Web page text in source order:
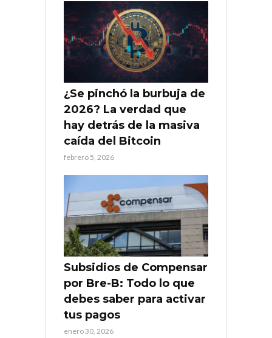
¿Se pinchó la burbuja de
2026? La verdad que
hay detrás de la masiva
caída del Bitcoin
febrero 5, 2026
Subsidios de Compensar
por Bre-B: Todo lo que
debes saber para activar
tus pagos
enero 30, 2026